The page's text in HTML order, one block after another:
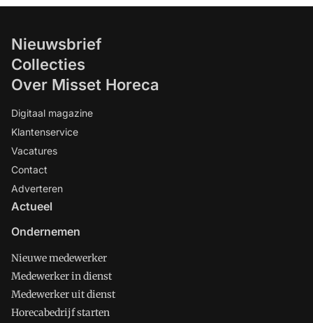
Nieuwsbrief
Collecties
Over Misset Horeca
Digitaal magazine
Klantenservice
Vacatures
Contact
Adverteren
Actueel
Ondernemen
Nieuwe medewerker
Medewerker in dienst
Medewerker uit dienst
Horecabedrijf starten